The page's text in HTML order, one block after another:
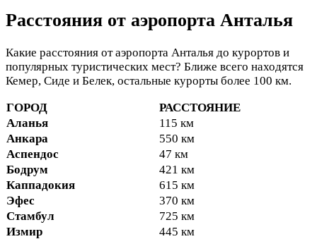
Расстояния от аэропорта Анталья
Какие расстояния от аэропорта Анталья до курортов и
популярных туристических мест? Ближе всего находятся
Кемер, Сиде и Белек, остальные курорты более 100 км.
ГОРОД
РАССТОЯНИЕ
Аланья
115 км
Анкара
550 км
Аспендос
47 км
Бодрум
421 км
Каппадокия
615 км
Эфес
370 км
Стамбул
725 км
Измир
445 км